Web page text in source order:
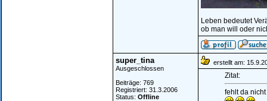
Leben bedeutet
ob man will oder
super_tina
Ausgeschlossen
Beiträge: 769
Registriert: 31.3.2006
Status: Offline
erstellt am:
Zitat:
fehlt da